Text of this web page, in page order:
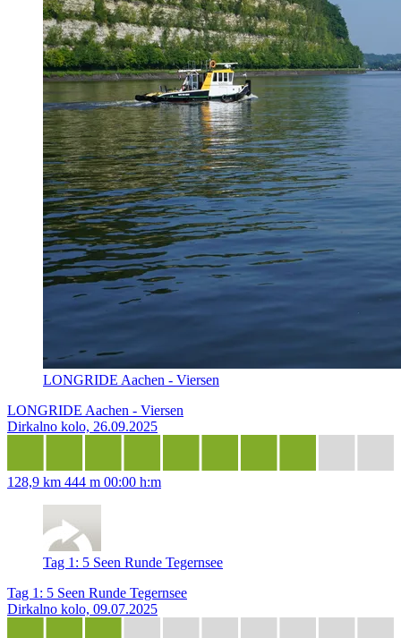
LONGRIDE Aachen - Viersen
LONGRIDE Aachen - Viersen
Dirkalno kolo, 26.09.2025
128,9 km 444 m 00:00 h:m
Tag 1: 5 Seen Runde Tegernsee
Tag 1: 5 Seen Runde Tegernsee
Dirkalno kolo, 09.07.2025